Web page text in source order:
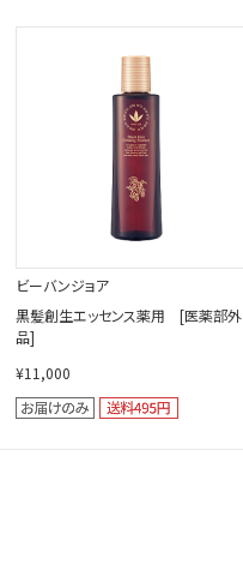
ビーバンジョア
黒髪創生エッセンス薬用 [医薬部外
品]
¥11,000